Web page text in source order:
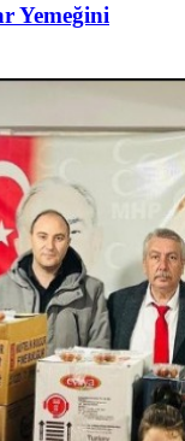
Yemeğini